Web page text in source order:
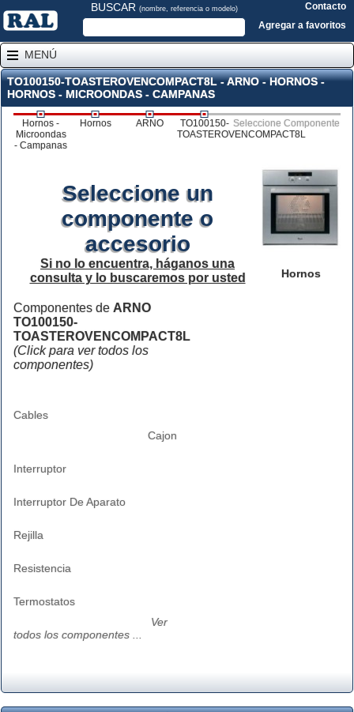
BUSCAR (nombre, referencia o modelo)
Contacto
Agregar a favoritos
MENÚ
TO100150-TOASTEROVENCOMPACT8L - ARNO - HORNOS -
HORNOS - MICROONDAS - CAMPANAS
Hornos -
Microondas
- Campanas
Hornos ARNO
TO100150-
TOASTEROVENCOMPACT8L
Seleccione Componente
Hornos
Seleccione un
componente o
accesorio
Si no lo encuentra, háganos una
consulta y lo buscaremos por usted
Componentes de ARNO
TO100150-
TOASTEROVENCOMPACT8L
(Click para ver todos los
componentes)
Cables
Cajon
Interruptor
Interruptor De Aparato
Rejilla
Resistencia
Termostatos
Ver
todos los componentes ...